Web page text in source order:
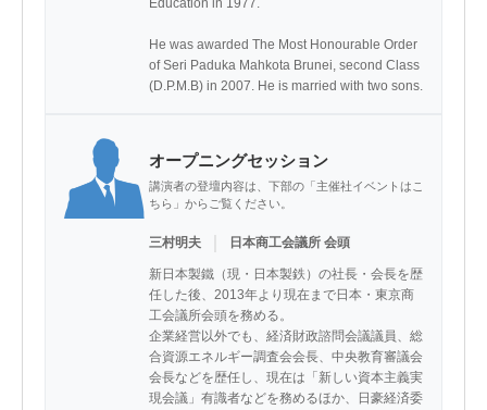
Education in 1977.
He was awarded The Most Honourable Order
of Seri Paduka Mahkota Brunei, second Class
(D.P.M.B) in 2007. He is married with two sons.
オープニングセッション
講演者の登壇内容は、下部の「主催社イベントはこ
ちら」からご覧ください。
三村明夫 日本商工会議所 会頭
新日本製鐵（現・日本製鉄）の社長・会長を歴
任した後、2013年より現在まで日本・東京商
工会議所会頭を務める。
企業経営以外でも、経済財政諮問会議議員、総
合資源エネルギー調査会会長、中央教育審議会
会長などを歴任し、現在は「新しい資本主義実
現会議」有識者などを務めるほか、日豪経済委